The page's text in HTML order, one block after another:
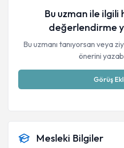
Bu uzman ile
değerlendirme
Bu uzmanı tanıyorsan veya
önerini
Görüş
Mesleki Bilgiler